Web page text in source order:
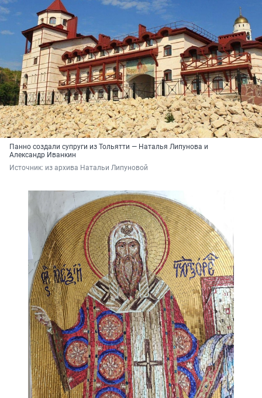
Панно создали супруги из Тольятти — Наталья Липунова и
Александр Иванкин
Источник: из архива Натальи Липуновой